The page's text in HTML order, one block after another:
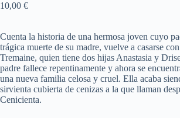
10,00 €
Cuenta la historia de una hermosa joven cuyo
trágica muerte de su madre, vuelve a casarse
Tremaine, quien tiene dos hijas Anastasia y
padre fallece repentinamente y ahora se
una nueva familia celosa y cruel. Ella acaba
sirvienta cubierta de cenizas a la que llaman
Cenicienta.